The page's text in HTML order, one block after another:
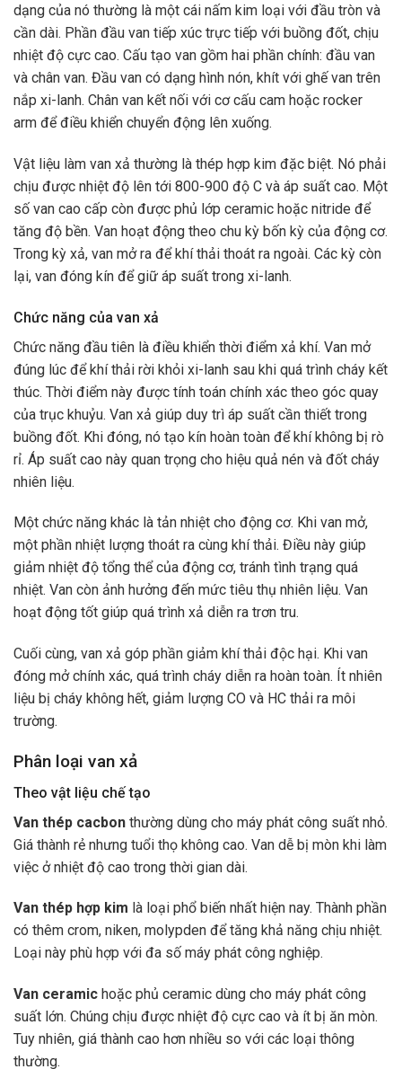
dạng của nó thường là một cái nấm kim loại với đầu tròn và
cần dài. Phần đầu van tiếp xúc trực tiếp với buồng đốt, chịu
nhiệt độ cực cao. Cấu tạo van gồm hai phần chính: đầu van
và chân van. Đầu van có dạng hình nón, khít với ghế van trên
nắp xi-lanh. Chân van kết nối với cơ cấu cam hoặc rocker
arm để điều khiển chuyển động lên xuống.
Vật liệu làm van xả thường là thép hợp kim đặc biệt. Nó phải
chịu được nhiệt độ lên tới 800-900 độ C và áp suất cao. Một
số van cao cấp còn được phủ lớp ceramic hoặc nitride để
tăng độ bền. Van hoạt động theo chu kỳ bốn kỳ của động cơ.
Trong kỳ xả, van mở ra để khí thải thoát ra ngoài. Các kỳ còn
lại, van đóng kín để giữ áp suất trong xi-lanh.
Chức năng của van xả
Chức năng đầu tiên là điều khiển thời điểm xả khí. Van mở
đúng lúc để khí thải rời khỏi xi-lanh sau khi quá trình cháy kết
thúc. Thời điểm này được tính toán chính xác theo góc quay
của trục khuỷu. Van xả giúp duy trì áp suất cần thiết trong
buồng đốt. Khi đóng, nó tạo kín hoàn toàn để khí không bị rò
rỉ. Áp suất cao này quan trọng cho hiệu quả nén và đốt cháy
nhiên liệu.
Một chức năng khác là tản nhiệt cho động cơ. Khi van mở,
một phần nhiệt lượng thoát ra cùng khí thải. Điều này giúp
giảm nhiệt độ tổng thể của động cơ, tránh tình trạng quá
nhiệt. Van còn ảnh hưởng đến mức tiêu thụ nhiên liệu. Van
hoạt động tốt giúp quá trình xả diễn ra trơn tru.
Cuối cùng, van xả góp phần giảm khí thải độc hại. Khi van
đóng mở chính xác, quá trình cháy diễn ra hoàn toàn. Ít nhiên
liệu bị cháy không hết, giảm lượng CO và HC thải ra môi
trường.
Phân loại van xả
Theo vật liệu chế tạo
Van thép cacbon thường dùng cho máy phát công suất nhỏ.
Giá thành rẻ nhưng tuổi thọ không cao. Van dễ bị mòn khi làm
việc ở nhiệt độ cao trong thời gian dài.
Van thép hợp kim là loại phổ biến nhất hiện nay. Thành phần
có thêm crom, niken, molypden để tăng khả năng chịu nhiệt.
Loại này phù hợp với đa số máy phát công nghiệp.
Van ceramic hoặc phủ ceramic dùng cho máy phát công
suất lớn. Chúng chịu được nhiệt độ cực cao và ít bị ăn mòn.
Tuy nhiên, giá thành cao hơn nhiều so với các loại thông
thường.